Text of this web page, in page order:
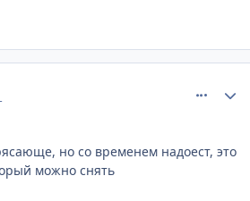
но со временем надоест, это
можно снять